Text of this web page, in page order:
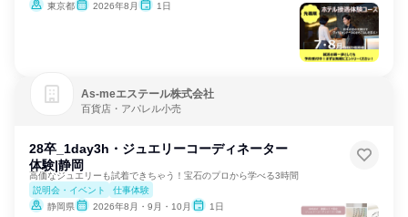
東京都
2026年8月 1日
As‐meエステール株式会社
百貨店・アパレル小売
28卒_1day3h・ジュエリーコーディネーター
体験|静岡
高価なジュエリーも試着できちゃう！宝石のプロから学べる3時間
説明会・イベント
仕事体験
静岡県
2026年8月・9月・10月 1日